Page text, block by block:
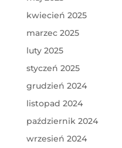
kwiecień 2025
marzec 2025
luty 2025
styczeń 2025
grudzień 2024
listopad 2024
październik 2024
wrzesień 2024